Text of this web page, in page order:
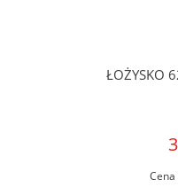
ŁOŻYSKO